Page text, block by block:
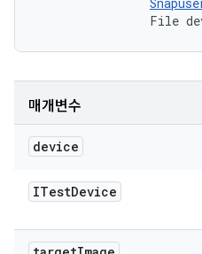
File
매개변수
device
ITestDevice